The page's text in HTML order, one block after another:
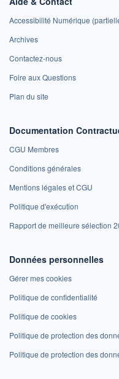
Accessibilité Numérique
Archives
Contactez-nous
Foire aux Questions
Plan du site
Documentation
CGU Membres
Conditions générales
Mentions légales et CGU
Politique d'exécution
Rapport de meilleure sélection
Données personnelles
Gérer mes cookies
Politique de confidentialité
Politique de cookies
Politique de protection des
Politique de protection des